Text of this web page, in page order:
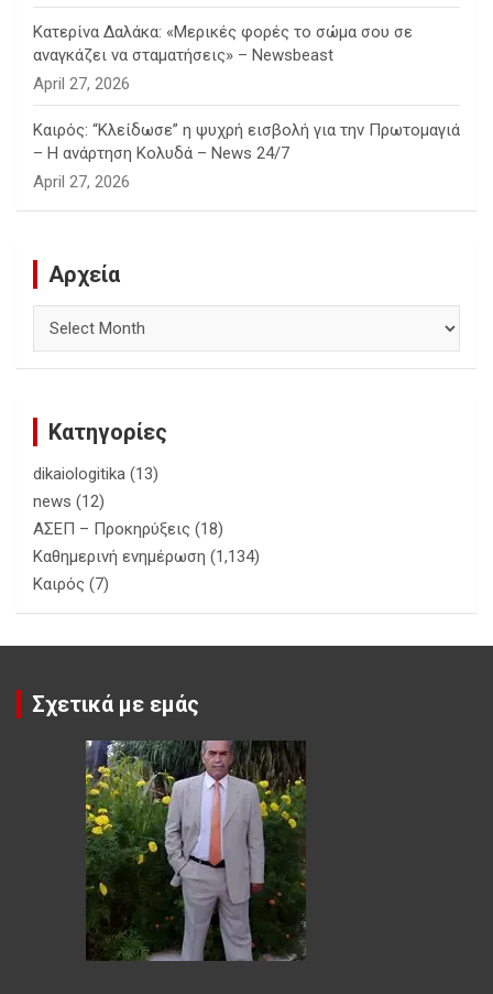
Κατερίνα Δαλάκα: «Μερικές φορές το σώμα σου σε
αναγκάζει να σταματήσεις» – Newsbeast
April 27, 2026
Καιρός: “Κλείδωσε” η ψυχρή εισβολή για την Πρωτομαγιά
– Η ανάρτηση Κολυδά – News 24/7
April 27, 2026
Αρχεία
Κατηγορίες
dikaiologitika (13)
news (12)
ΑΣΕΠ – Προκηρύξεις (18)
Καθημερινή ενημέρωση (1,134)
Καιρός (7)
Σχετικά με εμάς